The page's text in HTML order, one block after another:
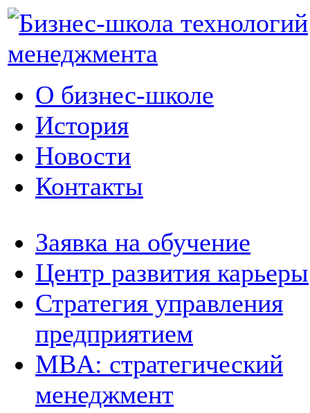
О бизнес-школе
История
Новости
Контакты
Заявка на обучение
Центр развития карьеры
Стратегия управления
предприятием
MBA: стратегический
менеджмент